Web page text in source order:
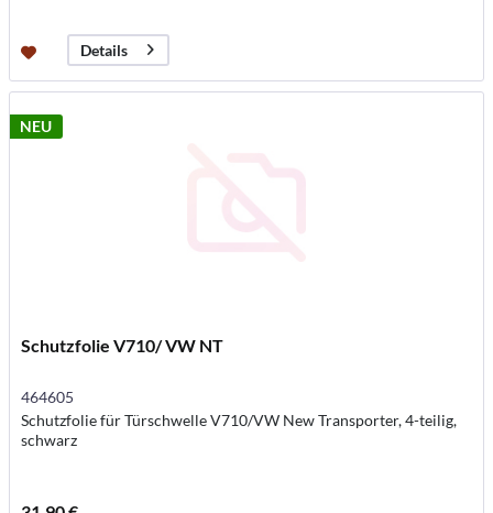
Details
NEU
Schutzfolie V710/ VW NT
464605
Schutzfolie für Türschwelle V710/VW New Transporter, 4-teilig,
schwarz